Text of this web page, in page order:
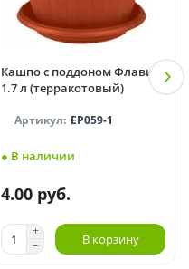
Кашпо с поддоном Флавия
1.7 л (терракотовый)
EP059-1
● В наличии
4.00 руб.
В корзину